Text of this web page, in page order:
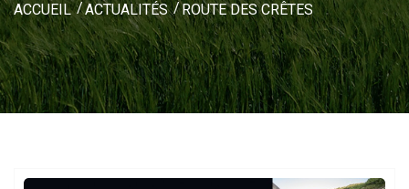
ACCUEIL ACTUALITÉS ROUTE DES CRÊTES